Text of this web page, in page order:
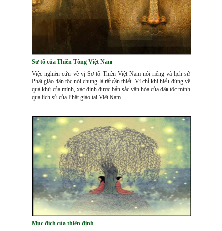
Sư tổ của Thiền Tông Việt Nam
Việc nghiên cứu về vị Sơ tổ Thiền Việt Nam nói riêng và lịch sử
Phật giáo dân tộc nói chung là rất cần thiết. Vì chỉ khi hiểu đúng về
quá khứ của mình, xác định được bản sắc văn hóa của dân tộc mình
qua lịch sử của Phật giáo tại Việt Nam
Mục đích của thiền định